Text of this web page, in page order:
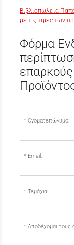
Βιβλιοπωλεία
με τις τιμές των
Φόρμα
Ονοματεπώνυμο:
Email:
Τεμάχια:
Αποδέχομαι τους